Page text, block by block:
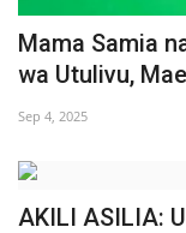
Kanuni na
Nasser
Nyaraka na
Waanzilishi
Mama Samia
wa Utulivu,
Sep 4, 2025
AKILI ASILIA: